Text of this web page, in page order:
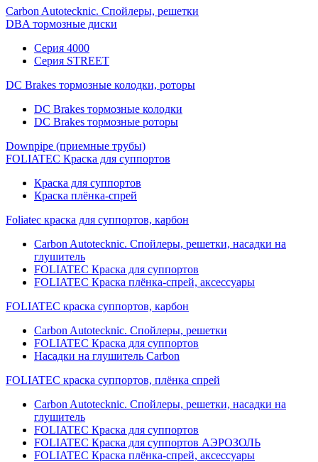
Carbon Autotecknic. Спойлеры, решетки
DBA тормозные диски
Серия 4000
Серия STREET
DC Brakes тормозные колодки, роторы
DC Brakes тормозные колодки
DC Brakes тормозные роторы
Downpipe (приемные трубы)
FOLIATEC Краска для суппортов
Краска для суппортов
Краска плёнка-спрей
Foliatec краска для суппортов, карбон
Carbon Autotecknic. Спойлеры, решетки, насадки на
глушитель
FOLIATEC Краска для суппортов
FOLIATEC Краска плёнка-спрей, аксессуары
FOLIATEC краска суппортов, карбон
Carbon Autotecknic. Спойлеры, решетки
FOLIATEC Краска для суппортов
Насадки на глушитель Carbon
FOLIATEC краска суппортов, плёнка спрей
Carbon Autotecknic. Спойлеры, решетки, насадки на
глушитель
FOLIATEC Краска для суппортов
FOLIATEC Краска для суппортов АЭРОЗОЛЬ
FOLIATEC Краска плёнка-спрей, аксессуары